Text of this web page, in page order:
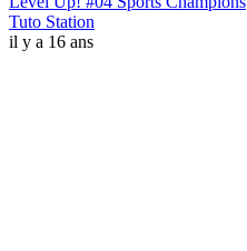
Tuto Station
il y a 16 ans